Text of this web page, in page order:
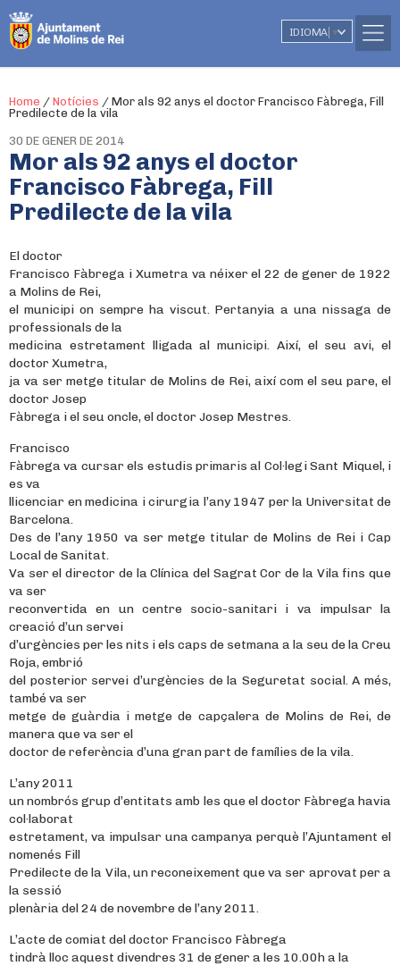
IDIOMA ▼
Home / Notícies / Mor als 92 anys el doctor Francisco Fàbrega, Fill
Predilecte de la vila
30 DE GENER DE 2014
Mor als 92 anys el doctor
Francisco Fàbrega, Fill
Predilecte de la vila
El doctor
Francisco Fàbrega i Xumetra va néixer el 22 de gener de 1922
a Molins de Rei,
el municipi on sempre ha viscut. Pertanyia a una nissaga de
professionals de la
medicina estretament lligada al municipi. Així, el seu avi, el
doctor Xumetra,
ja va ser metge titular de Molins de Rei, així com el seu pare, el
doctor Josep
Fàbrega i el seu oncle, el doctor Josep Mestres.
Francisco
Fàbrega va cursar els estudis primaris al Col·legi Sant Miquel, i
es va
llicenciar en medicina i cirurgia l’any 1947 per la Universitat de
Barcelona.
Des de l’any 1950 va ser metge titular de Molins de Rei i Cap
Local de Sanitat.
Va ser el director de la Clínica del Sagrat Cor de la Vila fins que
va ser
reconvertida en un centre socio-sanitari i va impulsar la
creació d’un servei
d’urgències per les nits i els caps de setmana a la seu de la Creu
Roja, embrió
del posterior servei d’urgències de la Seguretat social. A més,
també va ser
metge de guàrdia i metge de capçalera de Molins de Rei, de
manera que va ser el
doctor de referència d’una gran part de famílies de la vila.
L’any 2011
un nombrós grup d’entitats amb les que el doctor Fàbrega havia
col·laborat
estretament, va impulsar una campanya perquè l’Ajuntament el
nomenés Fill
Predilecte de la Vila, un reconeixement que va ser aprovat per a
la sessió
plenària del 24 de novembre de l’any 2011.
L’acte de comiat del doctor Francisco Fàbrega
tindrà lloc aquest divendres 31 de gener a les 10.00h a la